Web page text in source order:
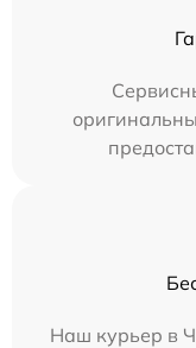
Наш курьер в